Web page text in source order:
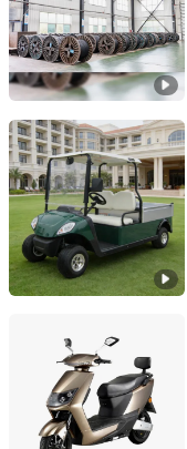
Henan, China
Wuxi Halo Electric
Jiangsu, China
Taizhou Yiku New
Zhejiang, China